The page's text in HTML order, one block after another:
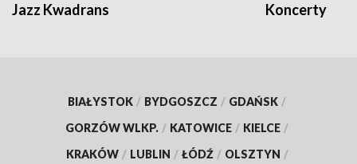
Jazz Kwadrans Koncerty
BIAŁYSTOK / BYDGOSZCZ / GDAŃSK /
GORZÓW WLKP. / KATOWICE / KIELCE /
KRAKÓW / LUBLIN / ŁÓDŹ / OLSZTYN /